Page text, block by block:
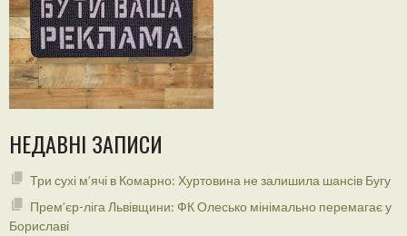
НЕДАВНІ ЗАПИСИ
Три сухі м’ячі в Комарно: Хуртовина не залишила шансів Бугу
Прем’єр-ліга Львівщини: ФК Олесько мінімально перемагає у
Бориславі